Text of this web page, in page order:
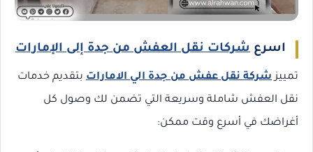
اسرع شركات نقل العفش من جدة إلى الإمارات
تمييز شركة نقل عفش من جدة الي الامارات بتقديم خدمات
نقل العفش شاملة وسريعة التي تضمن لك وصول كل
أغراضك في أسرع وقت ممكن: